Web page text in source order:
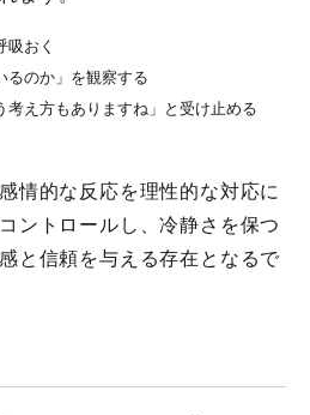
吸おく
るのか」を観察する
考え方もありますね」と受け止める
情的な反応を理性的な対応に
ントロールし、冷静さを保つ
と信頼を与える存在となるで